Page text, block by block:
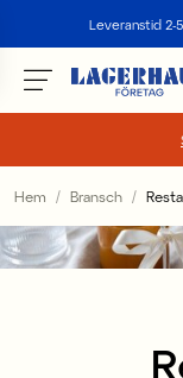
Leveranstid 2-
Välj
DK / EUR
Hem Bransch